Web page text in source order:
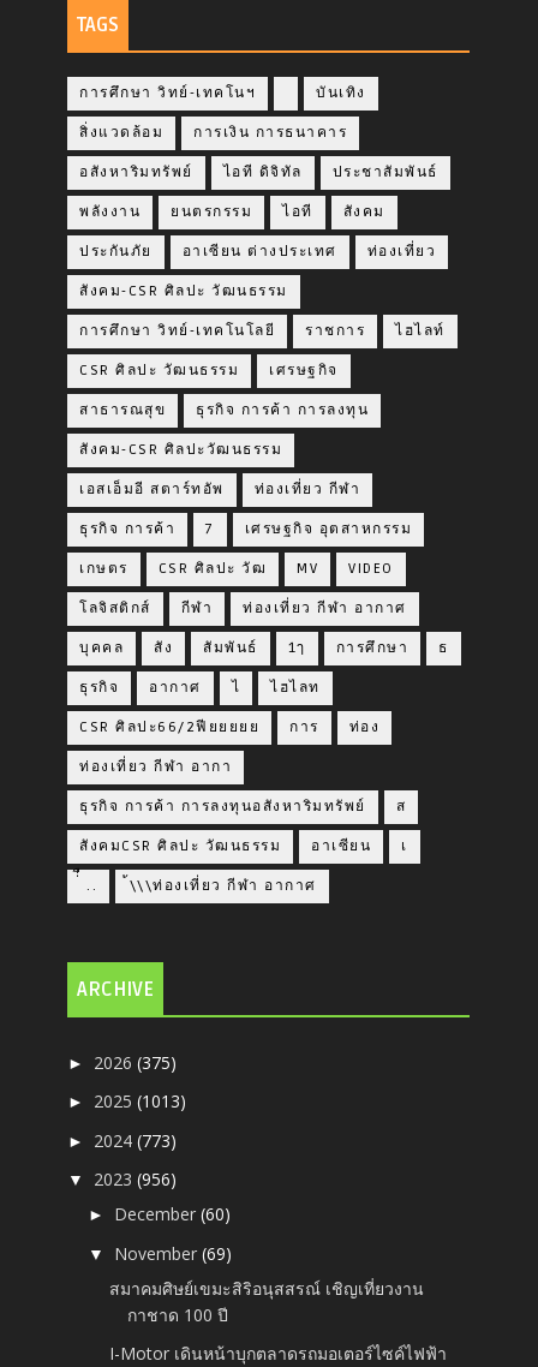
TAGS
การศึกษา วิทย์-เทคโนฯ บันเทิง
สิ่งแวดล้อม การเงิน การธนาคาร
อสังหาริมทรัพย์ ไอที ดิจิทัล ประชาสัมพันธ์
พลังงาน ยนตรกรรม ไอที สังคม
ประกันภัย อาเซียน ต่างประเทศ ท่องเที่ยว
สังคม-CSR ศิลปะ วัฒนธรรม
การศึกษา วิทย์-เทคโนโลยี ราชการ ไฮไลท์
CSR ศิลปะ วัฒนธรรม เศรษฐกิจ
สาธารณสุข ธุรกิจ การค้า การลงทุน
สังคม-CSR ศิลปะวัฒนธรรม
เอสเอ็มอี สตาร์ทอัพ ท่องเที่ยว กีฬา
ธุรกิจ การค้า 7 เศรษฐกิจ อุตสาหกรรม
เกษตร CSR ศิลปะ วัฒ MV VIDEO
โลจิสติกส์ กีฬา ท่องเที่ยว กีฬา อากาศ
บุคคล สัง สัมพันธ์ 1ๅ การศึกษา ธ
ธุรกิจ อากาศ ไ ไฮไลท
CSR ศิลปะ66/2ฟียยยยย การ ท่อง
ท่องเที่ยว กีฬา อากา
ธุรกิจ การค้า การลงทุนอสังหาริมทรัพย์ ส
สังคมCSR ศิลปะ วัฒนธรรม อาเซียน เ
่่ื​ .. ้\\\ท่องเที่ยว กีฬา อากาศ
ARCHIVE
► 2026(375)
► 2025(1013)
► 2024(773)
▼ 2023(956)
► December(60)
▼ November(69)
สมาคมศิษย์เขมะสิริอนุสสรณ์ เชิญเที่ยวงาน
กาชาด 100 ปี
I-Motor เดินหน้าบุกตลาดรถมอเตอร์ไซค์ไฟฟ้า